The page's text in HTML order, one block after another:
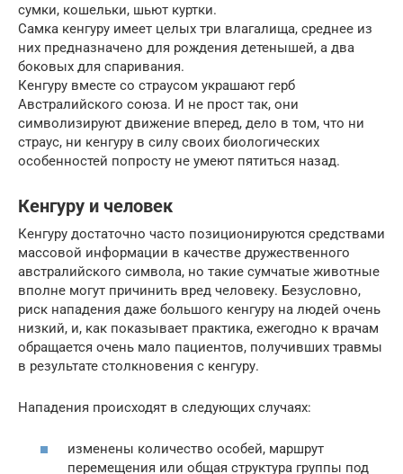
сумки, кошельки, шьют куртки.
Самка кенгуру имеет целых три влагалища, среднее из
них предназначено для рождения детенышей, а два
боковых для спаривания.
Кенгуру вместе со страусом украшают герб
Австралийского союза. И не прост так, они
символизируют движение вперед, дело в том, что ни
страус, ни кенгуру в силу своих биологических
особенностей попросту не умеют пятиться назад.
Кенгуру и человек
Кенгуру достаточно часто позиционируются средствами
массовой информации в качестве дружественного
австралийского символа, но такие сумчатые животные
вполне могут причинить вред человеку. Безусловно,
риск нападения даже большого кенгуру на людей очень
низкий, и, как показывает практика, ежегодно к врачам
обращается очень мало пациентов, получивших травмы
в результате столкновения с кенгуру.
Нападения происходят в следующих случаях:
изменены количество особей, маршрут
перемещения или общая структура группы под